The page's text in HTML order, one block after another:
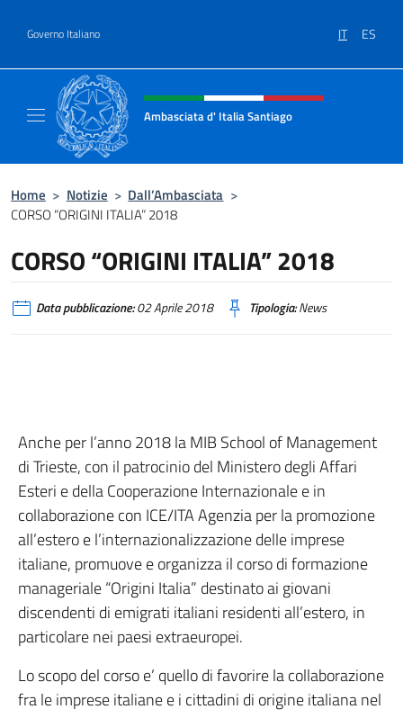
Governo Italiano IT ES
Intestazione sito, social e menù
Ambasciata d' Italia Santiago
Home > Notizie > Dall’Ambasciata >
CORSO “ORIGINI ITALIA” 2018
CORSO “ORIGINI ITALIA” 2018
Data pubblicazione:02 Aprile 2018 Tipologia:News
Anche per l’anno 2018 la MIB School of Management
di Trieste, con il patrocinio del Ministero degli Affari
Esteri e della Cooperazione Internazionale e in
collaborazione con ICE/ITA Agenzia per la promozione
all’estero e l’internazionalizzazione delle imprese
italiane, promuove e organizza il corso di formazione
manageriale “Origini Italia” destinato ai giovani
discendenti di emigrati italiani residenti all’estero, in
particolare nei paesi extraeuropei.
Lo scopo del corso e’ quello di favorire la collaborazione
fra le imprese italiane e i cittadini di origine italiana nel